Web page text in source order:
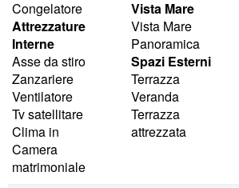
Congelatore
Attrezzature
Interne
Asse da stiro
Zanzariere
Ventilatore
Tv satellitare
Clima in
Camera
matrimoniale
Vista Mare
Vista Mare
Panoramica
Spazi Esterni
Terrazza
Veranda
Terrazza
attrezzata